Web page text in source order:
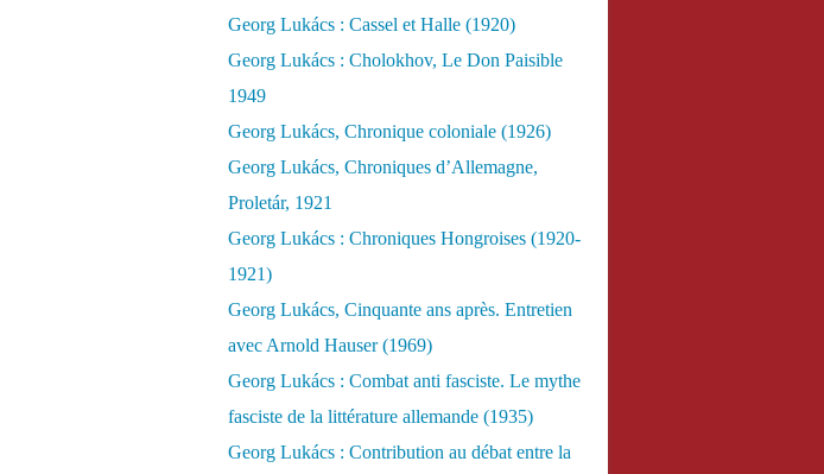
Georg Lukács : Cassel et Halle (1920)
Georg Lukács : Cholokhov, Le Don Paisible
1949
Georg Lukács, Chronique coloniale (1926)
Georg Lukács, Chroniques d’Allemagne,
Proletár, 1921
Georg Lukács : Chroniques Hongroises (1920-
1921)
Georg Lukács, Cinquante ans après. Entretien
avec Arnold Hauser (1969)
Georg Lukács : Combat anti fasciste. Le mythe
fasciste de la littérature allemande (1935)
Georg Lukács : Contribution au débat entre la